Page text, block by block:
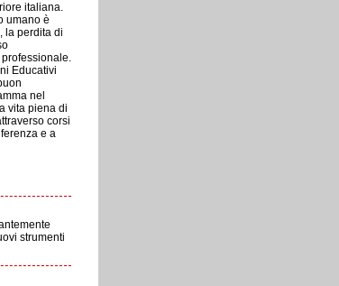
italiana.
umano è
la perdita di
Educativi
nel
vita piena di
corsi
e a
strumenti